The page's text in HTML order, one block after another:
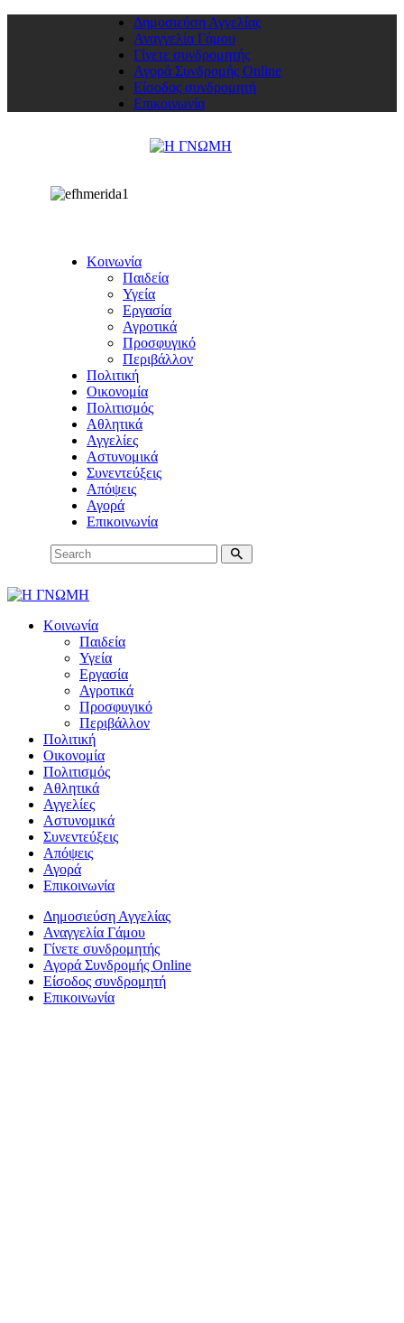
Δημοσιεύση Αγγελίας
Αναγγελία Γάμου
Γίνετε συνδρομητής
Αγορά Συνδρομής Online
Είσοδος συνδρομητή
Επικοινωνία
Κοινωνία
Παιδεία
Υγεία
Εργασία
Αγροτικά
Προσφυγικό
Περιβάλλον
Πολιτική
Οικονομία
Πολιτισμός
Αθλητικά
Αγγελίες
Αστυνομικά
Συνεντεύξεις
Απόψεις
Αγορά
Επικοινωνία
Κοινωνία
Παιδεία
Υγεία
Εργασία
Αγροτικά
Προσφυγικό
Περιβάλλον
Πολιτική
Οικονομία
Πολιτισμός
Αθλητικά
Αγγελίες
Αστυνομικά
Συνεντεύξεις
Απόψεις
Αγορά
Επικοινωνία
Δημοσιεύση Αγγελίας
Αναγγελία Γάμου
Γίνετε συνδρομητής
Αγορά Συνδρομής Online
Είσοδος συνδρομητή
Επικοινωνία